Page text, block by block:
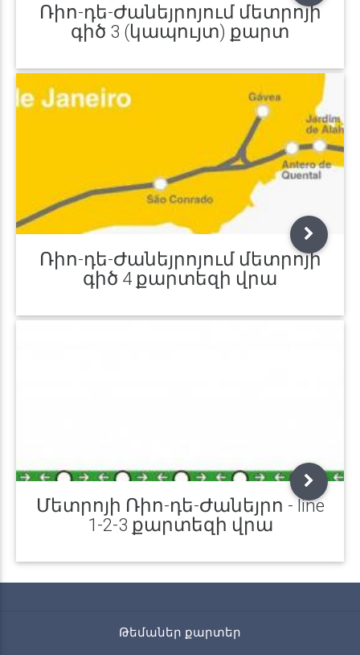
Ռիո-դե-Ժանեյրոյում մետրոյի
գիծ 3 (կապույտ) քարտ
Ռիո-դե-Ժանեյրոյում մետրոյի
գիծ 4 քարտեզի վրա
Մետրոյի Ռիո-դե-Ժանեյրո - line
1-2-3 քարտեզի վրա
Թեմաներ քարտեր